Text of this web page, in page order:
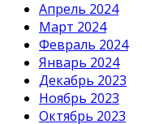
Апрель 2024
Март 2024
Февраль 2024
Январь 2024
Декабрь 2023
Ноябрь 2023
Октябрь 2023